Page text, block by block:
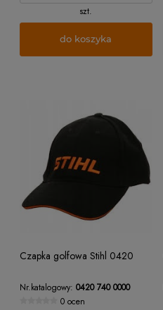
szt.
do koszyka
Czapka golfowa Stihl 0420
Nr.katalogowy: 0420 740 0000
0 ocen